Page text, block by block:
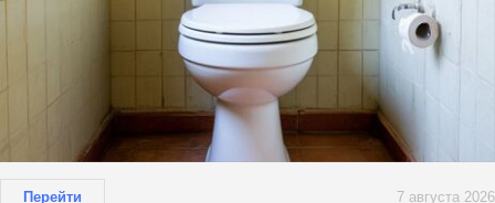
Перейти 7 августа 2026